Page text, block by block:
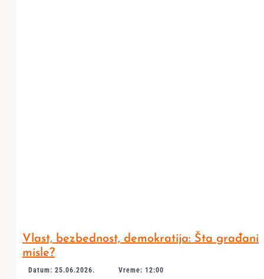
Vlast, bezbednost, demokratija: Šta građani
misle?
Datum: 25.06.2026. Vreme: 12:00